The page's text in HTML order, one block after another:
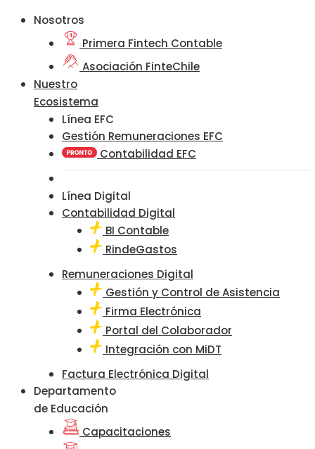
Nosotros
Primera Fintech Contable
Asociación FinteChile
Nuestro
Ecosistema
Línea EFC
Gestión Remuneraciones EFC
Contabilidad EFC
Línea Digital
Contabilidad Digital
BI Contable
RindeGastos
Remuneraciones Digital
Gestión y Control de Asistencia
Firma Electrónica
Portal del Colaborador
Integración con MiDT
Factura Electrónica Digital
Departamento
de Educación
Capacitaciones